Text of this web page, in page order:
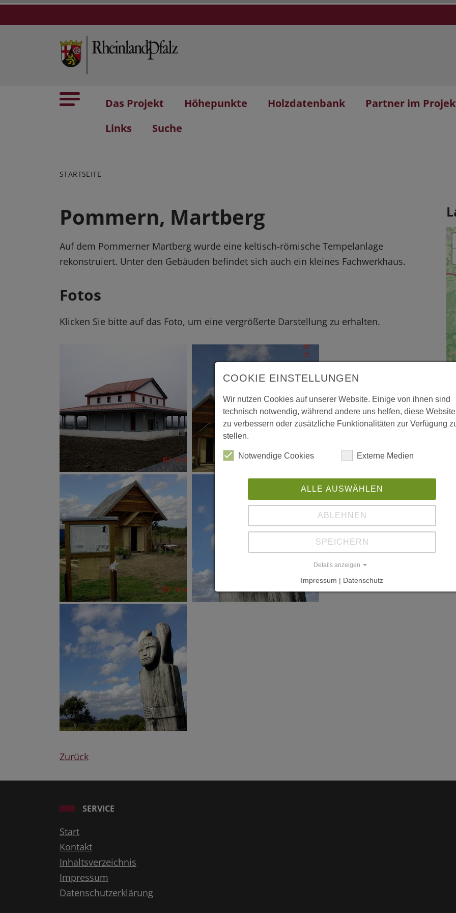
Das Projekt Höhepunkte Holzdatenbank
Partner im
Links
Suche
STARTSEITE
Pommern, Martberg
Auf dem Pommerner Martberg wurde eine keltisch-römische Tempelanlage
rekonstruiert. Unter den Gebäuden befindet sich auch ein kleines Fachwerkhaus.
Fotos
Klicken Sie bitte auf das Foto, um eine vergrößerte Darstellung zu erhalten.
Zurück
SERVICE
Start
Kontakt
Inhaltsverzeichnis
Impressum
Datenschutzerklärung
COOKIE EINSTELLUNGEN
Wir nutzen Cookies auf unserer Website. Einige von ihnen sind
technisch notwendig, während andere uns helfen, diese Website
zu verbessern oder zusätzliche Funktionalitäten zur Verfügung
stellen.
Notwendige Cookies Externe Medien
ALLE AUSWÄHLEN
ABLEHNEN
SPEICHERN
Details anzeigen
Impressum | Datenschutz